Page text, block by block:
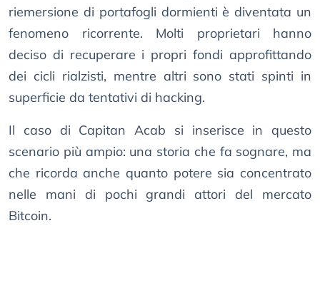
riemersione di portafogli dormienti è diventata un
fenomeno ricorrente. Molti proprietari hanno
deciso di recuperare i propri fondi approfittando
dei cicli rialzisti, mentre altri sono stati spinti in
superficie da tentativi di hacking.
Il caso di Capitan Acab si inserisce in questo
scenario più ampio: una storia che fa sognare, ma
che ricorda anche quanto potere sia concentrato
nelle mani di pochi grandi attori del mercato
Bitcoin.